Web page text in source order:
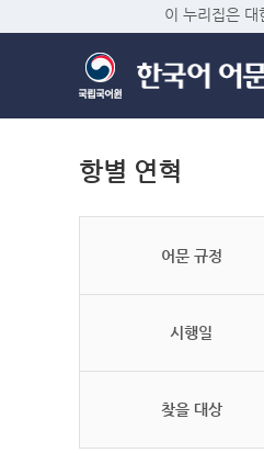
이 누리집은 대
항별 연혁
어문 규정
시행일
찾을 대상